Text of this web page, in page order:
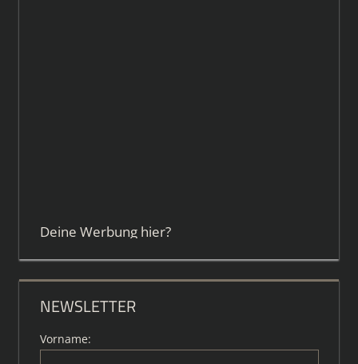
Deine Werbung hier?
NEWSLETTER
Vorname: